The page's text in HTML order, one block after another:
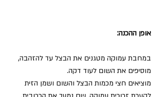
אופן ההכנה:
במחבת עמוקה מטגנים את הבצל עד להזהבה,
מוסיפים את השום לעוד דקה.
מוציאים חצי מכמות הבצל והשום ושמן הזית